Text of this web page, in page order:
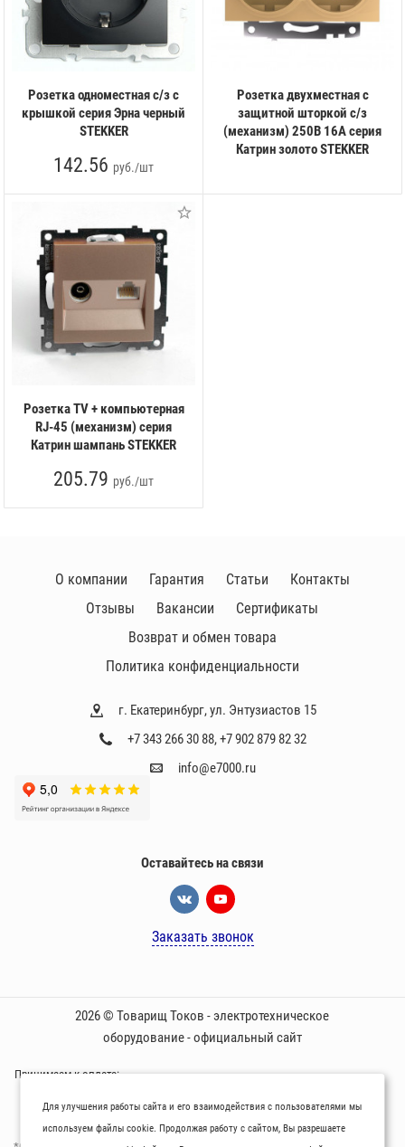
Розетка одноместная с/з с
крышкой серия Эрна черный
STEKKER
142.56 руб./шт
Розетка двухместная с
защитной шторкой с/з
(механизм) 250В 16А серия
Катрин золото STEKKER
Розетка TV + компьютерная
RJ-45 (механизм) серия
Катрин шампань STEKKER
205.79 руб./шт
г. Екатеринбург, ул. Энтузиастов 15
+7 343 266 30 88,+7 902 879 82 32
info@e7000.ru
О компании Гарантия Статьи
Контакты
Отзывы
Вакансии
Сертификаты
Возврат и обмен товара
Политика конфиденциальности
Оставайтесь на связи
Заказать звонок
2026 © Товарищ Токов - электротехническое
оборудование - официальный сайт
Принимаем к оплате:
Для улучшения работы сайта и его взаимодействия с пользователями мы
используем файлы cookie. Продолжая работу с сайтом, Вы разрешаете